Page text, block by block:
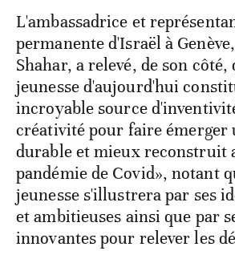
L'ambassadrice et
permanente d'Israël à
Shahar, a relevé, de son côté,
jeunesse d'aujourd'hui
incroyable source
créativité pour faire émerger
durable et mieux reconstruit
pandémie de Covid», notant
jeunesse s'illustrera par ses
et ambitieuses ainsi que par
innovantes pour relever les